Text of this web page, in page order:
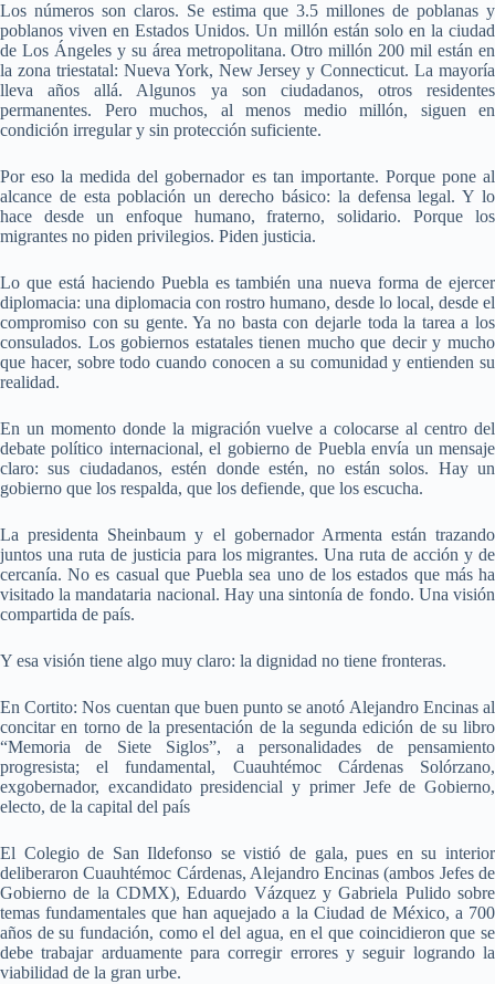
Los números son claros. Se estima que 3.5 millones de poblanas y
poblanos viven en Estados Unidos. Un millón están solo en la ciudad
de Los Ángeles y su área metropolitana. Otro millón 200 mil están en
la zona triestatal: Nueva York, New Jersey y Connecticut. La mayoría
lleva años allá. Algunos ya son ciudadanos, otros residentes
permanentes. Pero muchos, al menos medio millón, siguen en
condición irregular y sin protección suficiente.
Por eso la medida del gobernador es tan importante. Porque pone al
alcance de esta población un derecho básico: la defensa legal. Y lo
hace desde un enfoque humano, fraterno, solidario. Porque los
migrantes no piden privilegios. Piden justicia.
Lo que está haciendo Puebla es también una nueva forma de ejercer
diplomacia: una diplomacia con rostro humano, desde lo local, desde el
compromiso con su gente. Ya no basta con dejarle toda la tarea a los
consulados. Los gobiernos estatales tienen mucho que decir y mucho
que hacer, sobre todo cuando conocen a su comunidad y entienden su
realidad.
En un momento donde la migración vuelve a colocarse al centro del
debate político internacional, el gobierno de Puebla envía un mensaje
claro: sus ciudadanos, estén donde estén, no están solos. Hay un
gobierno que los respalda, que los defiende, que los escucha.
La presidenta Sheinbaum y el gobernador Armenta están trazando
juntos una ruta de justicia para los migrantes. Una ruta de acción y de
cercanía. No es casual que Puebla sea uno de los estados que más ha
visitado la mandataria nacional. Hay una sintonía de fondo. Una visión
compartida de país.
Y esa visión tiene algo muy claro: la dignidad no tiene fronteras.
En Cortito: Nos cuentan que buen punto se anotó Alejandro Encinas al
concitar en torno de la presentación de la segunda edición de su libro
“Memoria de Siete Siglos”, a personalidades de pensamiento
progresista; el fundamental, Cuauhtémoc Cárdenas Solórzano,
exgobernador, excandidato presidencial y primer Jefe de Gobierno,
electo, de la capital del país
El Colegio de San Ildefonso se vistió de gala, pues en su interior
deliberaron Cuauhtémoc Cárdenas, Alejandro Encinas (ambos Jefes de
Gobierno de la CDMX), Eduardo Vázquez y Gabriela Pulido sobre
temas fundamentales que han aquejado a la Ciudad de México, a 700
años de su fundación, como el del agua, en el que coincidieron que se
debe trabajar arduamente para corregir errores y seguir logrando la
viabilidad de la gran urbe.